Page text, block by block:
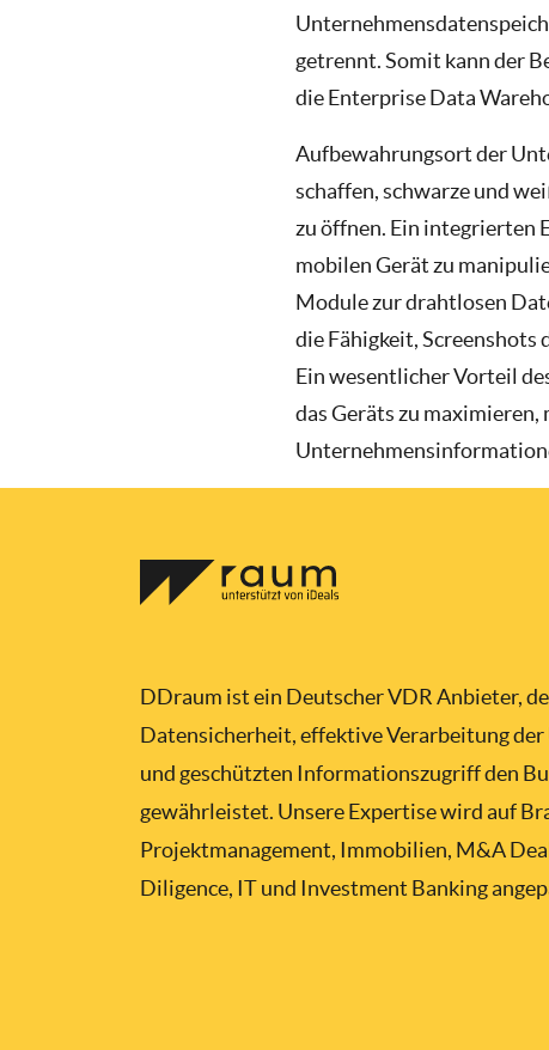
getrennt. Somit kann der
die Enterprise Data
Aufbewahrungsort der
schaffen, schwarze und
zu öffnen. Ein integrierten
mobilen Gerät zu
Module zur drahtlosen
die Fähigkeit, Screenshots
Ein wesentlicher Vorteil
das Geräts zu
DDraum ist ein Deutscher VDR Anbieter,
Datensicherheit, effektive Verarbeitung der
und geschützten Informationszugriff den
gewährleistet. Unsere Expertise wird auf
Projektmanagement, Immobilien, M&A
Diligence, IT und Investment Banking